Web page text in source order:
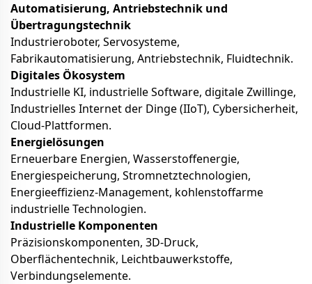
Automatisierung, Antriebstechnik und
Übertragungstechnik
Industrieroboter, Servosysteme,
Fabrikautomatisierung, Antriebstechnik, Fluidtechnik.
Digitales Ökosystem
Industrielle KI, industrielle Software, digitale Zwillinge,
Industrielles Internet der Dinge (IIoT), Cybersicherheit,
Cloud-Plattformen.
Energielösungen
Erneuerbare Energien, Wasserstoffenergie,
Energiespeicherung, Stromnetztechnologien,
Energieeffizienz-Management, kohlenstoffarme
industrielle Technologien.
Industrielle Komponenten
Präzisionskomponenten, 3D-Druck,
Oberflächentechnik, Leichtbauwerkstoffe,
Verbindungselemente.